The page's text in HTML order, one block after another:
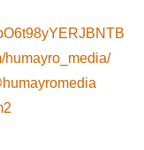
humayro_media/